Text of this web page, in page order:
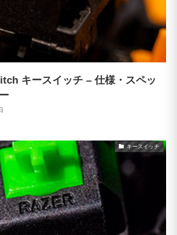
キースイッチ – 仕様・スペッ
キースイッチ